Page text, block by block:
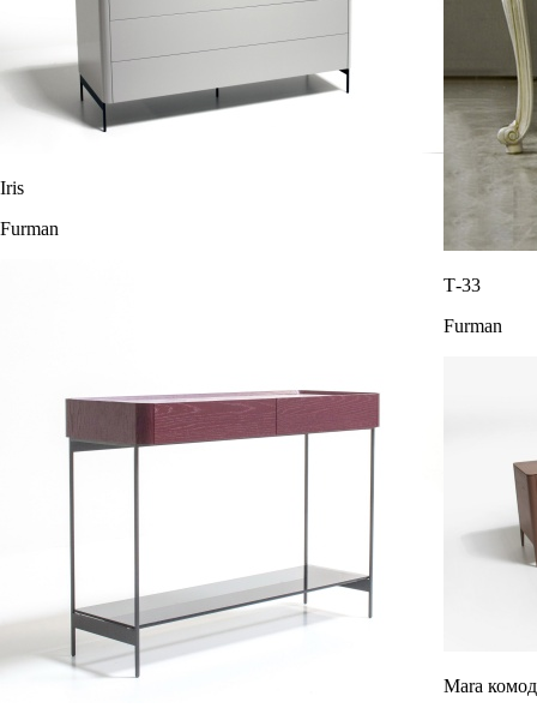
Т-33
Furman
Iris
Furman
Mara комод